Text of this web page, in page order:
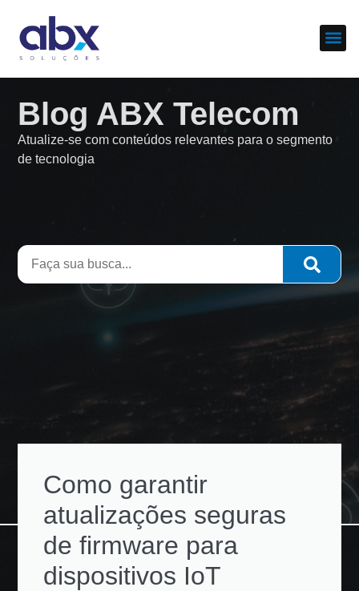
Blog ABX Telecom
Atualize-se com conteúdos relevantes para o segmento
de tecnologia
Como garantir
atualizações seguras
de firmware para
dispositivos IoT